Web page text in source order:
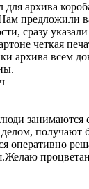
для архива
предложили
сразу
четкая
архива всем
занимаются
получают
оперативно